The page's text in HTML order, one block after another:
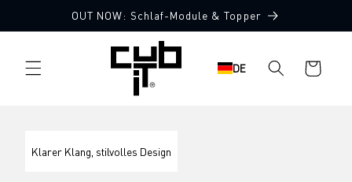
Inhalt
OUT NOW: Schlaf-Module & Topper
DE Warenkorb
Klarer Klang, stilvolles Design